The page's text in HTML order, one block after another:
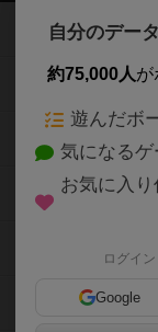
自分のデー
約75,000人が
遊んだボ
気になる
お気に入
ログイン
Google
ボードゲーム
ボードゲーム
ボードゲーム会
メカニクス特集
掲示板・トピ
ボドとも・会